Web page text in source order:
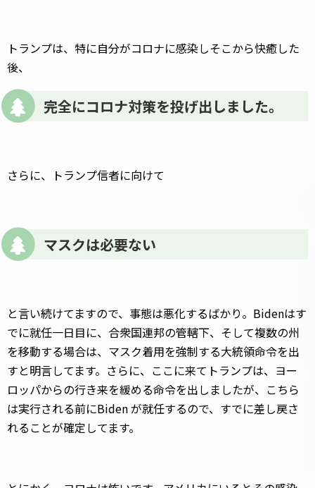
トランプは、特に自分がコロナに感染しそこから快癒した
後、
完全にコロナ対策を投げ出しました。
さらに、トランプ信者に向けて
マスクは必要ない
と言い続けてますので、事態は悪化するばかり。Bidenはす
でに就任一日目に、合衆国連邦の管轄下、そして複数の州
を移動する場合は、マスク着用を強制する大統領命令を出
すと明言してます。さらに、ここに来てトランプは、ヨー
ロッパからの行き来を緩める命令を出しましたが、こちら
は実行される前にBiden が就任するので、すでに差し戻さ
れることが確定してます。